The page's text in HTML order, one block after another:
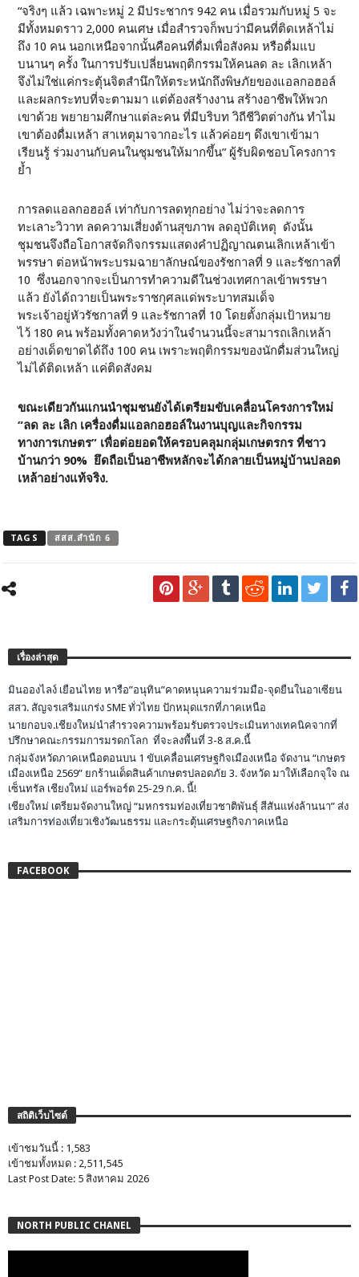
“จริงๆ แล้ว เฉพาะหมู่ 2 มีประชากร 942 คน เมื่อรวมกับหมู่ 5 จะ
มีทั้งหมดราว 2,000 คนเศษ เมื่อสำรวจก็พบว่ามีคนที่ติดเหล้าไม่
ถึง 10 คน นอกเหนือจากนั้นคือคนที่ดื่มเพื่อสังคม หรือดื่มแบ
บนานๆ ครั้ง ในการปรับเปลี่ยนพฤติกรรมให้คนลด ละ เลิกเหล้า
จึงไม่ใช่แค่กระตุ้นจิตสำนึกให้ตระหนักถึงพิษภัยของแอลกอฮอล์
และผลกระทบที่จะตามมา แต่ต้องสร้างงาน สร้างอาชีพให้พวก
เขาด้วย พยายามศึกษาแต่ละคน ที่มีบริบท วิถีชีวิตต่างกัน ทำไม
เขาต้องดื่มเหล้า สาเหตุมาจากอะไร แล้วค่อยๆ ดึงเขาเข้ามา
เรียนรู้ ร่วมงานกับคนในชุมชนให้มากขึ้น” ผู้รับผิดชอบโครงการ
ย้ำ
การลดแอลกอฮอล์ เท่ากับการลดทุกอย่าง ไม่ว่าจะลดการ
ทะเลาะวิวาท ลดความเสี่ยงด้านสุขภาพ ลดอุบัติเหตุ ดังนั้น
ชุมชนจึงถือโอกาสจัดกิจกรรมแสดงคำปฏิญาณตนเลิกเหล้าเข้า
พรรษา ต่อหน้าพระบรมฉายาลักษณ์ของรัชกาลที่ 9 และรัชกาลที่
10 ซึ่งนอกจากจะเป็นการทำความดีในช่วงเทศกาลเข้าพรรษา
แล้ว ยังได้ถวายเป็นพระราชกุศลแด่พระบาทสมเด็จ
พระเจ้าอยู่หัวรัชกาลที่ 9 และรัชกาลที่ 10 โดยตั้งกลุ่มเป้าหมาย
ไว้ 180 คน พร้อมทั้งคาดหวังว่าในจำนวนนี้จะสามารถเลิกเหล้า
อย่างเด็ดขาดได้ถึง 100 คน เพราะพฤติกรรมของนักดื่มส่วนใหญ่
ไม่ได้ติดเหล้า แค่ติดสังคม
ขณะเดียวกันแกนนำชุมชนยังได้เตรียมขับเคลื่อนโครงการใหม่
“ลด ละ เลิก เครื่องดื่มแอลกอฮอล์ในงานบุญและกิจกรรม
ทางการเกษตร” เพื่อต่อยอดให้ครอบคลุมกลุ่มเกษตรกร ที่ชาว
บ้านกว่า 90% ยึดถือเป็นอาชีพหลักจะได้กลายเป็นหมู่บ้านปลอด
เหล้าอย่างแท้จริง.
TAGS สสส.สำนัก 6
เรื่องล่าสุด
มินอองไลง์ เยือนไทย หารือ”อนุทิน”คาดหนุนความร่วมมือ-จุดยืนในอาเซียน
สสว. สัญจรเสริมแกร่ง SME ทั่วไทย ปักหมุดแรกที่ภาคเหนือ
นายกอบจ.เชียงใหม่นำสำรวจความพร้อมรับตรวจประเมินทางเทคนิคจากที่
ปรึกษาคณะกรรมการมรดกโลก ที่จะลงพื้นที่ 3-8 ส.ค.นี้
กลุ่มจังหวัดภาคเหนือตอนบน 1 ขับเคลื่อนเศรษฐกิจเมืองเหนือ จัดงาน “เกษตร
เมืองเหนือ 2569” ยกร้านเด็ดสินค้าเกษตรปลอดภัย 3. จังหวัด มาให้เลือกจุใจ ณ
เซ็นทรัล เชียงใหม่ แอร์พอร์ต 25-29 ก.ค. นี้!
เชียงใหม่ เตรียมจัดงานใหญ่ “มหกรรมท่องเที่ยวชาติพันธุ์ สีสันแห่งล้านนา” ส่ง
เสริมการท่องเที่ยวเชิงวัฒนธรรม และกระตุ้นเศรษฐกิจภาคเหนือ
FACEBOOK
สถิติเว็บไซต์
เข้าชมวันนี้ : 1,583
เข้าชมทั้งหมด : 2,511,545
Last Post Date: 5 สิงหาคม 2026
NORTH PUBLIC CHANEL